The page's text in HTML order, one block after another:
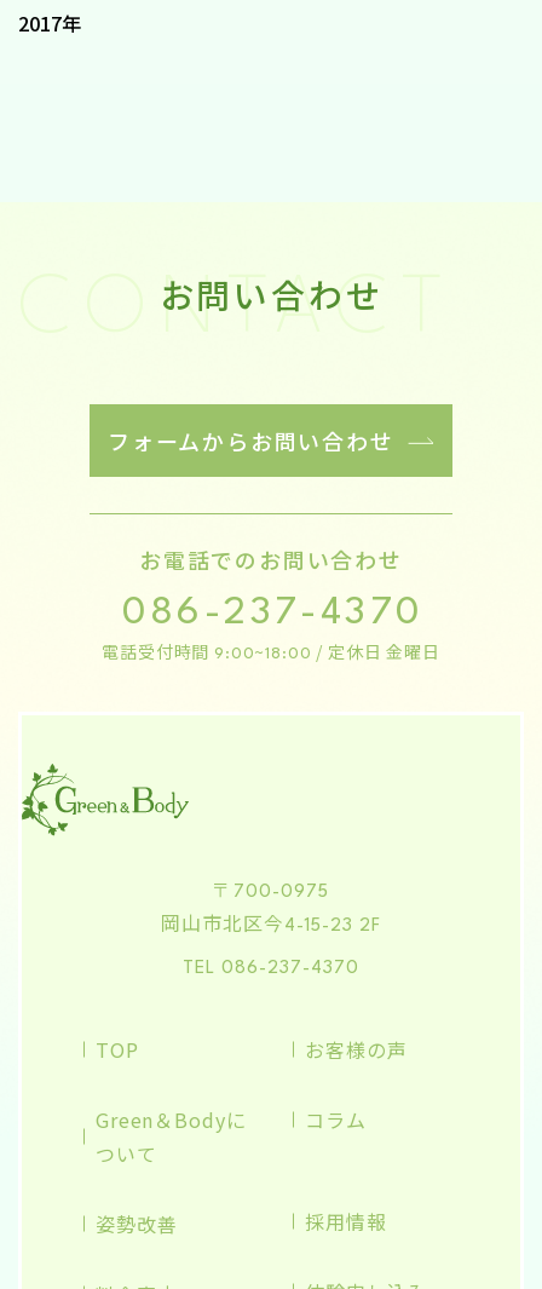
2017年
お問い合わせ
CONTACT
フォームからお問い合わせ
お電話でのお問い合わせ
086-237-4370
電話受付時間 9:00~18:00 / 定休日 金曜日
〒700-0975
岡山市北区今 4-15-23 2F
TEL 086-237-4370
TOP
Green＆Bodyに
ついて
姿勢改善
お客様の声
コラム
採用情報